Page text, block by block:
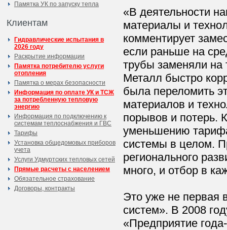
Памятка УК по запуску тепла
Клиентам
Гидравлические испытания в
2026 году
Раскрытие информации
Памятка потребителю услуги
отопления
Памятка о мерах безопасности
Информация по оплате УК и ТСЖ
за потребленную тепловую
энергию
Информация по подключению к
системам теплоснабжения и ГВС
Тарифы
Установка общедомовых приборов
учета
Услуги Удмуртских тепловых сетей
Прямые расчеты с населением
Обязательное страхование
Договоры, контракты
«В деятельности
материалы и
комментирует
если раньше на
трубы заменяли
Металл быстро
была переломить
материалов и
порывов и потерь.
уменьшению
системы в целом.
регионального
много, и отбор в
Это уже не первая
систем». В 2008
«Предприятие